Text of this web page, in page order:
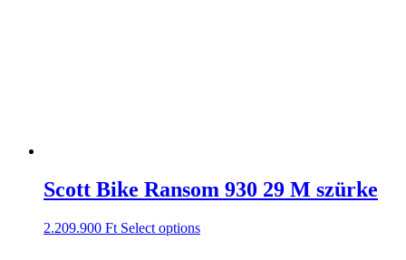
Scott Bike Ransom 930 29 M szürke
2.209.900 Ft Select options